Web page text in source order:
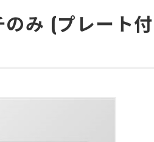
み (プレート